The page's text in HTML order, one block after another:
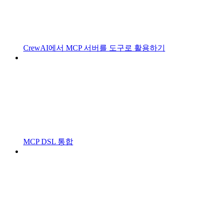
CrewAI에서 MCP 서버를 도구로 활용하기
MCP DSL 통합